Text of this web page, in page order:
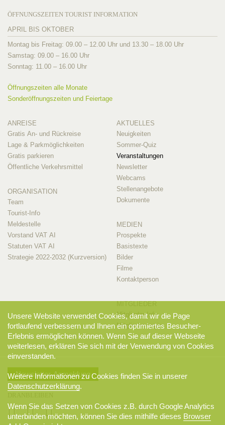
ÖFFNUNGSZEITEN TOURIST INFORMATION
APRIL BIS OKTOBER
Montag bis Freitag: 09.00 – 12.00 Uhr und 13.30 – 18.00 Uhr
Samstag: 09.00 – 16.00 Uhr
Sonntag: 11.00 – 16.00 Uhr
Öffnungszeiten alle Monate
Sonderöffnungszeiten und Feiertage
ANREISE
Gratis An- und Rückreise
Lage & Parkmöglichkeiten
Gratis parkieren
Öffentliche Verkehrsmittel
ORGANISATION
Team
Tourist-Info
Meldestelle
Vorstand VAT AI
Statuten VAT AI
Strategie 2022-2032 (Kurzversion)
AKTUELLES
Neuigkeiten
Sommer-Quiz
Veranstaltungen
Newsletter
Webcams
Stellenangebote
Dokumente
MEDIEN
Prospekte
Basistexte
Bilder
Filme
Kontaktperson
Mitglieder-Info
Mitglieder-Login
Newsletter-Anmeldung
Unsere Website verwendet Cookies, damit wir die Page
fortlaufend verbessern und Ihnen ein optimiertes Besucher-
Erlebnis ermöglichen können. Wenn Sie auf dieser Webseite
weiterlesen, erklären Sie sich mit der Verwendung von Cookies
einverstanden.
Weitere Informationen zu Cookies finden Sie in unserer
Datenschutzerklärung.
Wenn Sie das Setzen von Cookies z.B. durch Google Analytics
unterbinden möchten, können Sie dies mithilfe dieses Browser